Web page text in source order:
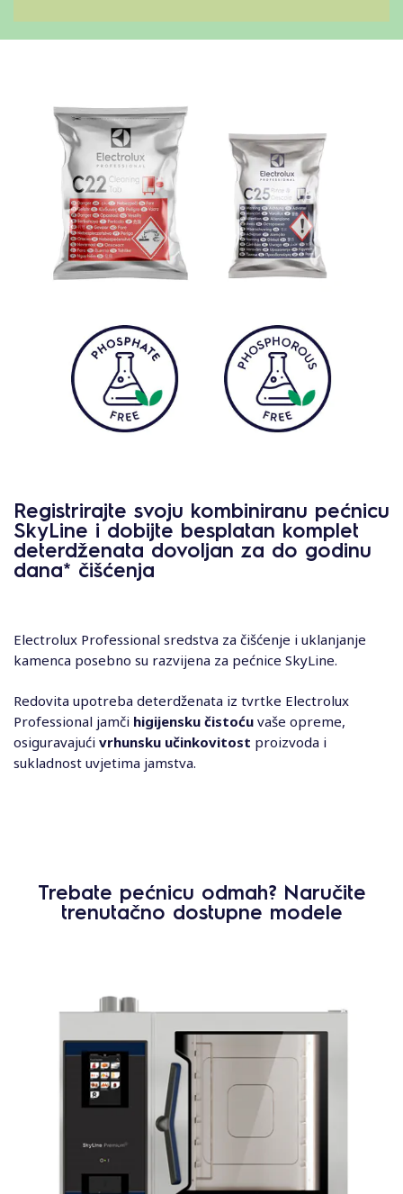
Registrirajte svoju kombiniranu pećnicu
SkyLine i dobijte besplatan komplet
deterdženata dovoljan za do godinu
dana* čišćenja
Electrolux Professional sredstva za čišćenje i uklanjanje
kamenca posebno su razvijena za pećnice SkyLine.
Redovita upotreba deterdženata iz tvrtke Electrolux
Professional jamči higijensku čistoću vaše opreme,
osiguravajući vrhunsku učinkovitost proizvoda i
sukladnost uvjetima jamstva.
Trebate pećnicu odmah? Naručite
trenutačno dostupne modele